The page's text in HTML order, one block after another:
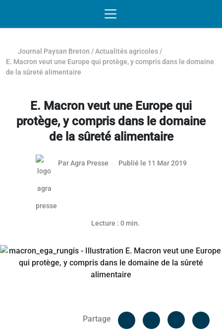
Journal Paysan Breton /Actualités agricoles /
E. Macron veut une Europe qui protège, y compris dans le domaine
de la sûreté alimentaire
E. Macron veut une Europe qui
protège, y compris dans le domaine
de la sûreté alimentaire
ParAgra Presse Publié le 11 Mar 2019
Lecture : 0 min.
Partage
Facebook